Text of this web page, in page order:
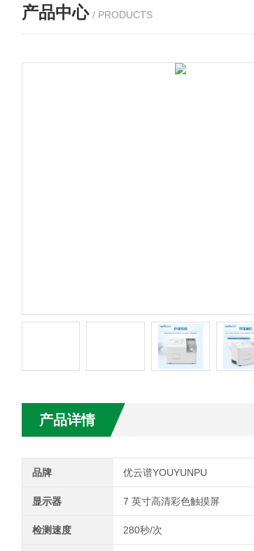
产品中心 / PRODUCTS
产品详情
品牌 优云谱YOUYUNPU
显示器 7 英寸高清彩色触摸屏
检测速度 280秒/次